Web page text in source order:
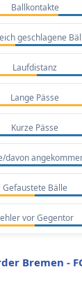
Ballkontakte
geschlagene
Laufdistanz
Lange Pässe
Kurze Pässe
davon
Gefaustete Bälle
vor Gegentor
Bremen -